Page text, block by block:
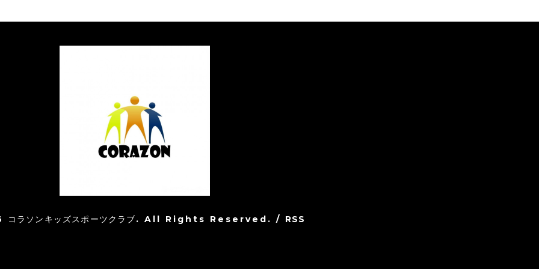
コラソンキッズスポーツクラブ. All Rights Reserved. / RSS